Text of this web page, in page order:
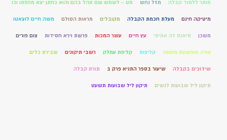
מותר ללמוד קבלה מזל נחש מט – לשמש שם אהל בהם והוא כחתן יצא מחפתו וכו
מיטיקה חינם מעלת חכמת הקבלה מקובלים מראות הסולם משה חיים לוצאטו
משכן סיאנס זה אמיתי עץ חיים עשר המכות פרשת וירא חסידות צום פורים
צורה מופשטת מחומר קליפות קליפת עמלק רשבי תיקונים שבירת כלים
שידוכים בקבלה שיעור בספר התניא פרק ב תורת קבלה
תיקון ליל שבועות לנשים תיקון ליל שבועות תשעט